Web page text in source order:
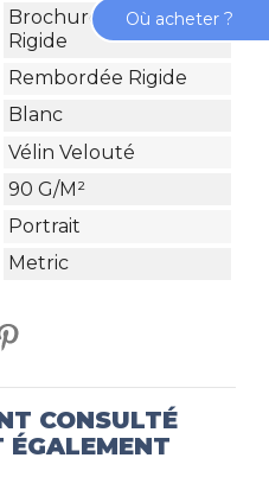
Brochure Rembordée
Rigide
Rembordée Rigide
Blanc
Vélin Velouté
90 G/m²
Portrait
Metric
CONSULTÉ
ÉGALEMENT
Où acheter ?